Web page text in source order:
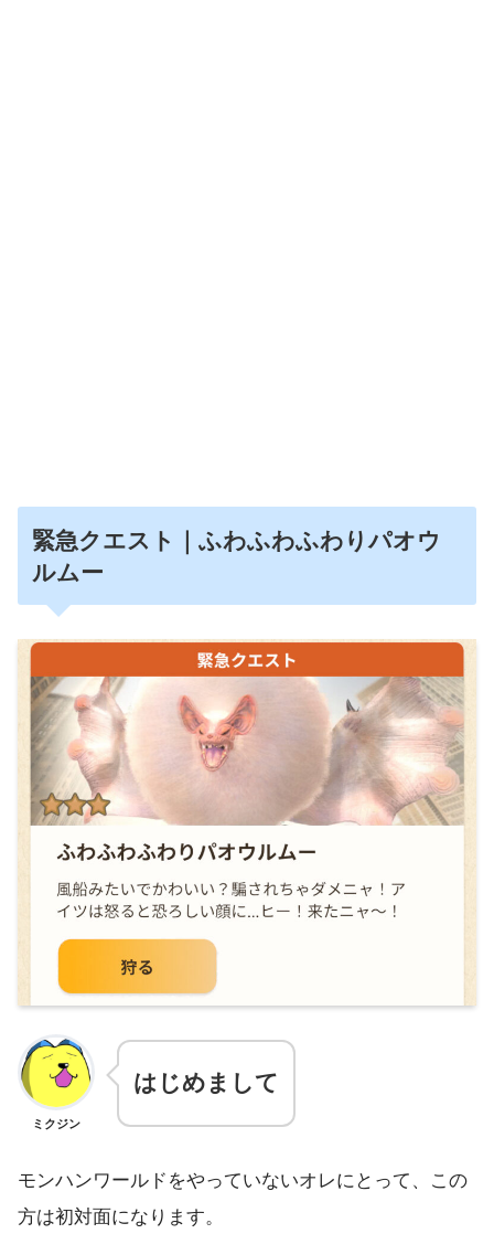
緊急クエスト｜ふわふわふわりパオウ
ルムー
ミクジン
はじめまして
モンハンワールドをやっていないオレにとって、この
方は初対面になります。